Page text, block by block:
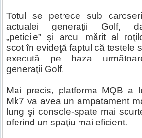
Totul se petrece sub
actualei generaţii Golf,
„peticile” şi arcul mărit al
scot în evideţă faptul că testele
execută pe baza
generaţii Golf.
Mai precis, platforma MQB a
Mk7 va avea un ampatament
lung şi console-spate mai
oferind un spaţiu mai eficient.